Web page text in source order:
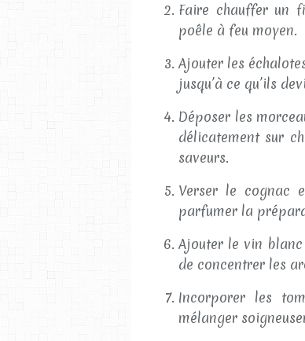
Faire chauffer un
poêle à feu moyen.
Ajouter les
jusqu’à ce qu’ils
Déposer les
délicatement sur
saveurs.
Verser le cognac
parfumer la
Ajouter le vin
de concentrer les
Incorporer les
mélanger